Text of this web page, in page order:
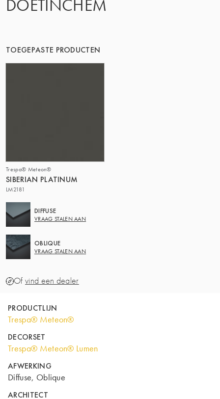
DOETINCHEM
TOEGEPASTE PRODUCTEN
Trespa® Meteon®
SIBERIAN PLATINUM
LM2181
DIFFUSE
VRAAG STALEN AAN
OBLIQUE
VRAAG STALEN AAN
Of vind een dealer
PRODUCTLIJN
Trespa® Meteon®
DECORSET
Trespa® Meteon® Lumen
AFWERKING
Diffuse, Oblique
ARCHITECT